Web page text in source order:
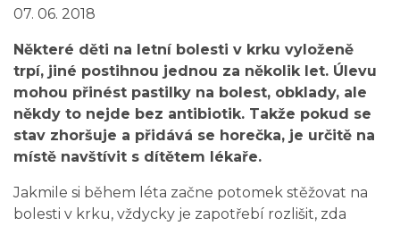
07. 06. 2018
Některé děti na letní bolesti v krku vyloženě
trpí, jiné postihnou jednou za několik let. Úlevu
mohou přinést pastilky na bolest, obklady, ale
někdy to nejde bez antibiotik. Takže pokud se
stav zhoršuje a přidává se horečka, je určitě na
místě navštívit s dítětem lékaře.
Jakmile si během léta začne potomek stěžovat na
bolesti v krku, vždycky je zapotřebí rozlišit, zda